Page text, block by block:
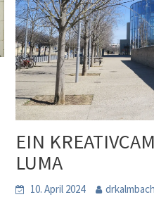
EIN
LUMA
10. April 2024
drkalmbach